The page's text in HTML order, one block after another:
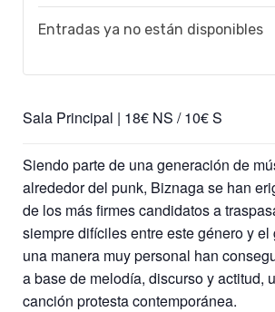
Entradas ya no están disponibles
Sala Principal | 18€ NS / 10€ S
Siendo parte de una generación de
alrededor del punk, Biznaga se han
de los más firmes candidatos a
siempre difíciles entre este género y
una manera muy personal han
a base de melodía, discurso y actitud,
canción protesta contemporánea.